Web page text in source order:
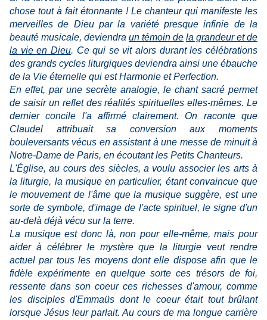
chose tout à fait étonnante ! Le chanteur qui manifeste les
merveilles de Dieu par la variété presque infinie de la
beauté musicale, deviendra un témoin de la grandeur et de
la vie en Dieu. Ce qui se vit alors durant les célébrations
des grands cycles liturgiques deviendra ainsi une ébauche
de la Vie éternelle qui est Harmonie et Perfection.
En effet, par une secrète analogie, le chant sacré permet
de saisir un reflet des réalités spirituelles elles-mêmes. Le
dernier concile l'a affirmé clairement. On raconte que
Claudel attribuait sa conversion aux moments
bouleversants vécus en assistant à une messe de minuit à
Notre-Dame de Paris, en écoutant les Petits Chanteurs.
L'Église, au cours des siècles, a voulu associer les arts à
la liturgie, la musique en particulier, étant convaincue que
le mouvement de l'âme que la musique suggère, est une
sorte de symbole, d'image de l'acte spirituel, le signe d'un
au-delà déjà vécu sur la terre.
La musique est donc là, non pour elle-même, mais pour
aider à célébrer le mystère que la liturgie veut rendre
actuel par tous les moyens dont elle dispose afin que le
fidèle expérimente en quelque sorte ces trésors de foi,
ressente dans son coeur ces richesses d'amour, comme
les disciples d'Emmaüs dont le coeur était tout brûlant
lorsque Jésus leur parlait. Au cours de ma longue carrière